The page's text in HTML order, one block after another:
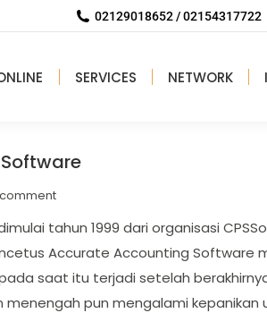
02129018652 / 02154317722
SERVICES NETWORK
tahun 1999 dari organisasi
Accurate Accounting Software
saat itu terjadi setelah
menengah pun mengalami